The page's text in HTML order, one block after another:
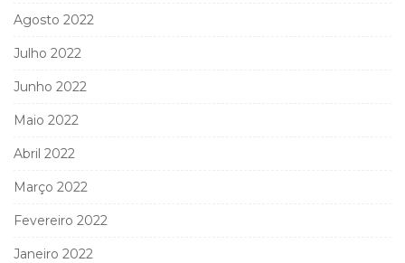
Agosto 2022
Julho 2022
Junho 2022
Maio 2022
Abril 2022
Março 2022
Fevereiro 2022
Janeiro 2022